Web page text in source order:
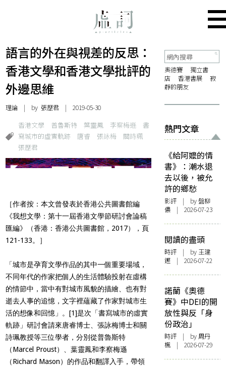
語言的外在與視差的反思：
香港文學和香港文學批評的
外邊思維
理論 | by 張歷君 | 2019-05-30
香港文學 普魯斯特 葉靈鳳 李察梅遜
書
寫城市的虛實軌跡
唐睿 張詠梅
關詩珮
張歷君
［作者按：本文曾發表於香港公共圖書館編
《我想文學：第十一屆香港文學節研討會論稿
匯編》（香港：香港公共圖書館，2017），頁
121-133。］
「城市是孕育文學作品的其中一個重要場域，
不同年代的作家把個人的生活體驗投射在虛構
的情節中，當中有對城市風貌的描繪、也有對
逝去人事的追憶，文字裡蘊藏了作家對城市生
活的想像和回憶」。[1]是次「書寫城市的虛實
軌跡」研討會請來唐睿博士、張詠梅博士和關
詩珮教授等三位學者，分別從普魯斯特
（Marcel Proust）、葉靈鳳和李察梅遜
（Richard Mason）的作品和翻譯入手，帶領
奧德賽
獨立書
店
香港書展
寂
靜的朋友
熱門文章
《給阿嬤的情
書》：潮水退
去以後，被允
許的鄉愁
影評 | by 盤柳
儂 | 2026-07-23
閱讀的盡頭
時評 | by 王建
鏗 | 2026-07-22
諾蘭《奧德
賽》中DEI的開
放性與反「身
份政治」
時評 | by周丹
楓 | 2026-07-29